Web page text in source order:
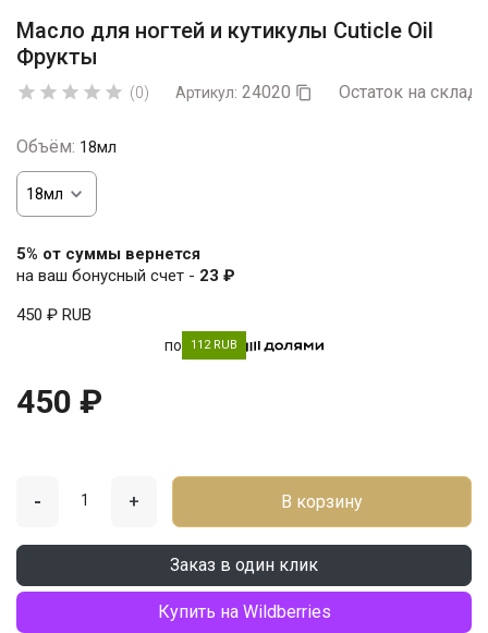
Масло для ногтей и кутикулы Cuticle Oil
Фрукты
     (0) Артикул: 24020  Остаток на
Объём: 18мл
5% от суммы вернется
на ваш бонусный счет - 23 ₽
450 ₽ RUB
по 112 RUB
450 ₽
- + В корзину
Заказ в один клик
Купить на Wildberries